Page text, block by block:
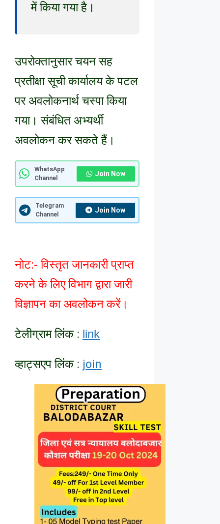
में किया गया है।
उपरोक्तानुसार चयन सह
प्रतीक्षा सूची कार्यालय के पटल
पर अवलोकनार्थ चस्पा किया
गया। संबंधित अभ्यर्थी
अवलोकन कर सकते हैं।
WhatsApp
Channel
Join Now
Telegram
Channel
Join Now
नोट:- विस्तृत जानकारी प्राप्त
करने के लिए विभाग द्वारा जारी
विज्ञापन का अवलोकन करें।
टेलीग्राम लिंक : link
व्हाट्सएप लिंक : join